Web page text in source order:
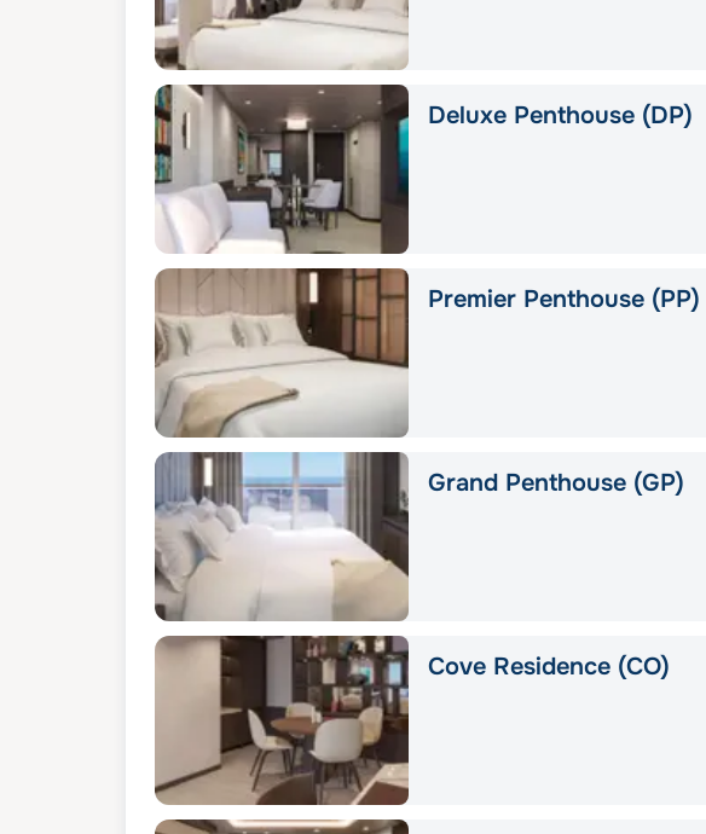
Deluxe Penthouse (DP)
Premier Penthouse (PP)
Grand Penthouse (GP)
Cove Residence (CO)